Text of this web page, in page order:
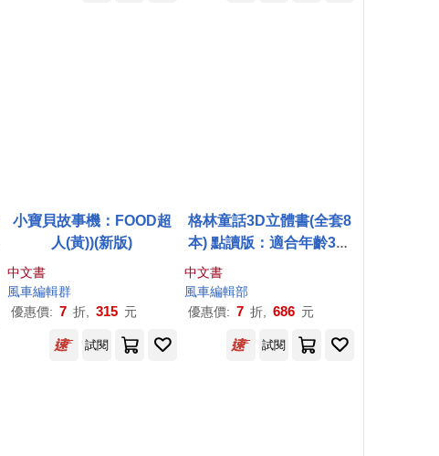
小寶貝故事機：FOOD超
人(黃))(新版)
中文書
風車編輯群
優惠價: 7 折, 315 元
格林童話3D立體書(全套8
本) 點讀版：適合年齡3歲
以上 3D立體翻開宛如電影
場景，享受驚喜閱讀之旅
中文書
風車編輯部
優惠價: 7 折, 686 元
試閱 試閱